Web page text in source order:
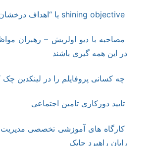
shining objective یا “اهداف درخشان”
مصاحبه با دیو اولریش – رهبران
در این همه گیری باشند
چه کسانی پروفایلم را در لینکدین چک
تایید دورکاری تامین اجتماعی
کارگاه های آموزشی تخصصی مدیریت
رایان راهبرد چابک